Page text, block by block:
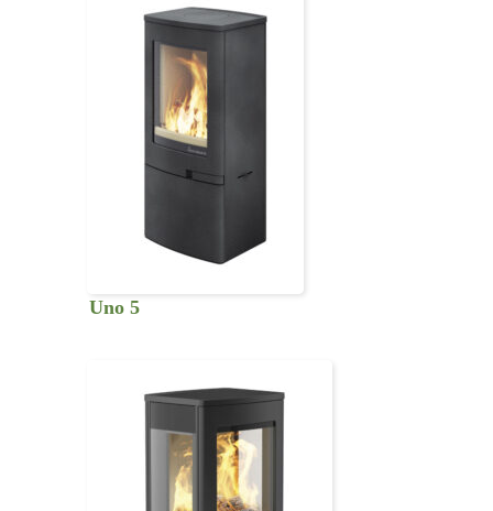
Uno 5